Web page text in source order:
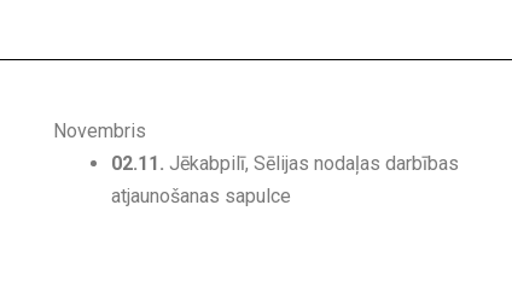
Novembris
02.11. Jēkabpilī, Sēlijas nodaļas darbības
atjaunošanas sapulce